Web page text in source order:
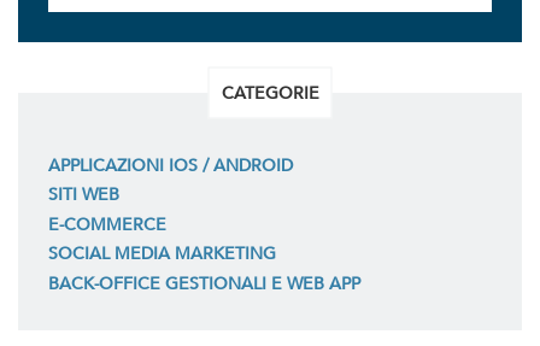
CATEGORIE
APPLICAZIONI IOS / ANDROID
SITI WEB
E-COMMERCE
SOCIAL MEDIA MARKETING
BACK-OFFICE GESTIONALI E WEB APP